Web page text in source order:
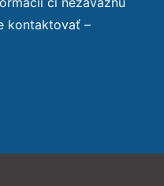
kontaktovať –